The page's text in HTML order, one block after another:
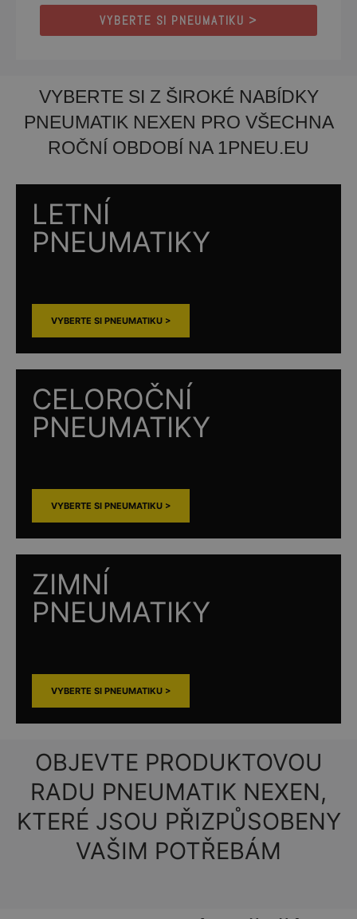
VYBERTE SI PNEUMATIKU >
VYBERTE SI Z ŠIROKÉ NABÍDKY
PNEUMATIK NEXEN PRO VŠECHNA
ROČNÍ OBDOBÍ NA 1PNEU.EU
LETNÍ
PNEUMATIKY
VYBERTE SI PNEUMATIKU >
CELOROČNÍ
PNEUMATIKY
VYBERTE SI PNEUMATIKU >
ZIMNÍ
PNEUMATIKY
VYBERTE SI PNEUMATIKU >
OBJEVTE PRODUKTOVOU
RADU PNEUMATIK NEXEN,
KTERÉ JSOU PŘIZPŮSOBENY
VAŠIM POTŘEBÁM